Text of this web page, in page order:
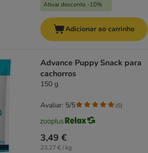
Ativar desconto -10%
Adicionar ao carrinho
Advance Puppy Snack para
cachorros
150 g
3,49 €
23,27 € / kg
Avaliar: 5/5 (6)